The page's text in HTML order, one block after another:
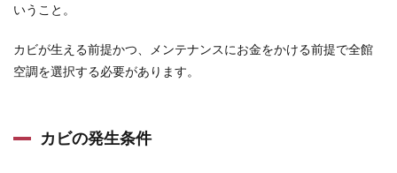
くり
プラ
ンか
リク
いうこと。
カビが生える前提かつ、メンテナンスにお金をかける前提で全館
空調を選択する必要があります。
カビの発生条件